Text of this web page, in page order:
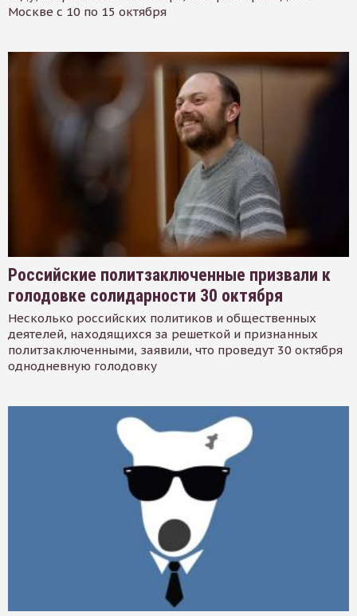
Москве с 10 по 15 октября
Российские политзаключенные призвали к
голодовке солидарности 30 октября
Несколько российских политиков и общественных
деятелей, находящихся за решеткой и признанных
политзаключенными, заявили, что проведут 30 октября
однодневную голодовку